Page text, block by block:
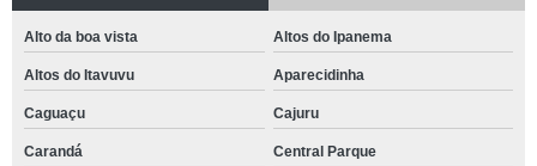
Alto da boa vista Altos do Ipanema
Altos do Itavuvu Aparecidinha
Caguaçu Cajuru
Carandá Central Parque